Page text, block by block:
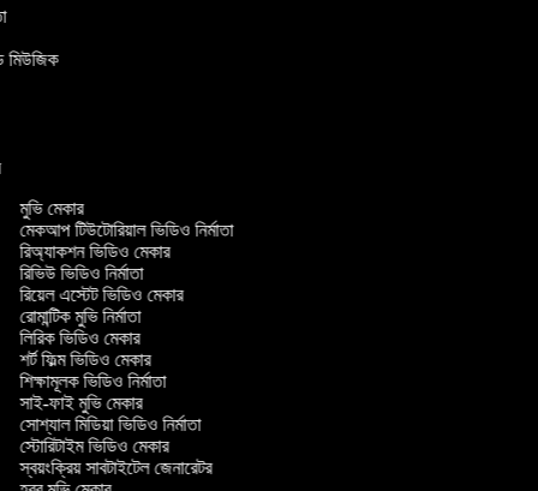
মিউজিক
মুভি মেকার
মেকআপ টিউটোরিয়াল ভিডিও নির্মাতা
রিঅ্যাকশন ভিডিও মেকার
রিভিউ ভিডিও নির্মাতা
রিয়েল এস্টেট ভিডিও মেকার
রোমান্টিক মুভি নির্মাতা
লিরিক ভিডিও মেকার
শর্ট ফিল্ম ভিডিও মেকার
শিক্ষামূলক ভিডিও নির্মাতা
সাই-ফাই মুভি মেকার
সোশ্যাল মিডিয়া ভিডিও নির্মাতা
স্টোরিটাইম ভিডিও মেকার
স্বয়ংক্রিয় সাবটাইটেল জেনারেটর